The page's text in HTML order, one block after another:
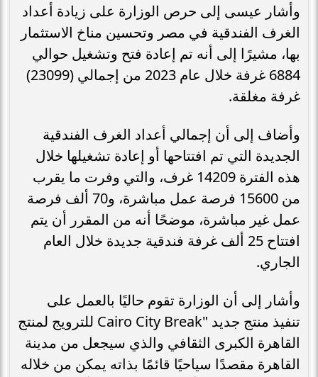
وأشار عيسى إلى حرص الوزارة على زيادة أعداد
الغرف الفندقية في مصر وتحسين مناخ الاستثمار
بها، مشيرًا إلى أنه تم إعادة فتح وتشغيل حوالي
6884 غرفة خلال عام 2023 من إجمالي (23099)
غرفة مغلقة.
وأضاف إلى أن إجمالي أعداد الغرف الفندقية
الجديدة التي تم افتتاحها أو إعادة تشغيلها خلال
هذه الفترة 14209 غرف، والتي وفرت ما يقرب
من 15600 فرصة عمل مباشرة، و70 ألف فرصة
عمل غير مباشرة، موضحًا أنه من المقرر أن يتم
افتتاح 25 ألف غرفة فندقية جديدة خلال العام
الجاري.
وأشار إلى أن الوزارة تقوم حاليًا بالعمل على
تنفيذ منتج جديد "Cairo City Break للترويج لمنتج
القاهرة الكبرى الثقافي والذي سيجعل من مدينة
القاهرة مقصدًا سياحيًا قائمًا بذاته يمكن من خلاله